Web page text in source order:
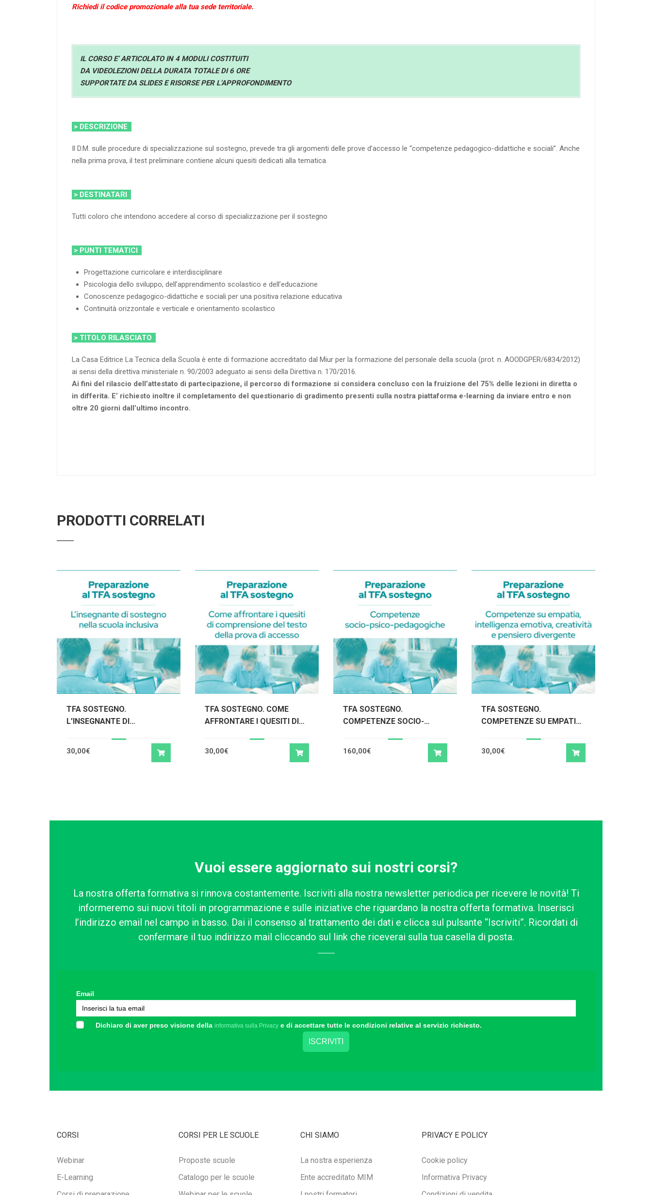
Richiedi il codice promozionale alla tua sede territoriale.
IL CORSO E’ ARTICOLATO IN 4 MODULI COSTITUITI
DA VIDEOLEZIONI DELLA DURATA TOTALE DI 6 ORE
SUPPORTATE DA SLIDES E RISORSE PER L’APPROFONDIMENTO
> DESCRIZIONE
Il D.M. sulle procedure di specializzazione sul sostegno, prevede tra gli argomenti delle prove d’accesso le “competenze pedagogico-didattiche e sociali”. Anche
nella prima prova, il test preliminare contiene alcuni quesiti dedicati alla tematica.
> DESTINATARI
Tutti coloro che intendono accedere al corso di specializzazione per il sostegno
> PUNTI TEMATICI
Progettazione curricolare e interdisciplinare
Psicologia dello sviluppo, dell’apprendimento scolastico e dell’educazione
Conoscenze pedagogico-didattiche e sociali per una positiva relazione educativa
Continuità orizzontale e verticale e orientamento scolastico
> TITOLO RILASCIATO
La Casa Editrice La Tecnica della Scuola è ente di formazione accreditato dal Miur per la formazione del personale della scuola (prot. n. AOODGPER/6834/2012)
ai sensi della direttiva ministeriale n. 90/2003 adeguato ai sensi della Direttiva n. 170/2016.
Ai fini del rilascio dell’attestato di partecipazione, il percorso di formazione si considera concluso con la fruizione del 75% delle lezioni in diretta o
in differita. E’ richiesto inoltre il completamento del questionario di gradimento presenti sulla nostra piattaforma e-learning da inviare entro e non
oltre 20 giorni dall’ultimo incontro.
PRODOTTI CORRELATI
TFA SOSTEGNO.
L’INSEGNANTE DI
30,00€
TFA SOSTEGNO. COME
AFFRONTARE I QUESITI DI
DELLA PROVA DI ACCESSO
30,00€
TFA SOSTEGNO.
COMPETENZE SOCIO-
160,00€
TFA SOSTEGNO.
COMPETENZE SU EMPATIA,
CREATIVITA’ E PENSIERO
DIVERGENTE
30,00€
Vuoi essere aggiornato sui nostri corsi?
La nostra offerta formativa si rinnova costantemente. Iscriviti alla nostra newsletter periodica per ricevere le novità! Ti
informeremo sui nuovi titoli in programmazione e sulle iniziative che riguardano la nostra offerta formativa. Inserisci
l’indirizzo email nel campo in basso. Dai il consenso al trattamento dei dati e clicca sul pulsante “Iscriviti”. Ricordati di
confermare il tuo indirizzo mail cliccando sul link che riceverai sulla tua casella di posta.
Email
Dichiaro di aver preso visione della informativa sulla Privacy e di accettare tutte le condizioni relative al servizio richiesto.
CORSI
Webinar
E-Learning
CORSI PER LE SCUOLE
Proposte scuole
Catalogo per le scuole
CHI SIAMO
La nostra esperienza
Ente accreditato MIM
PRIVACY E POLICY
Cookie policy
Informativa Privacy